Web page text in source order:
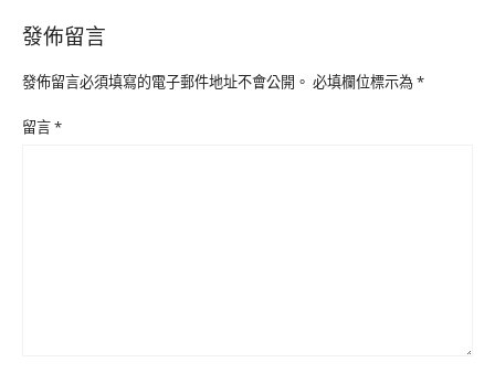
發佈留言
發佈留言必須填寫的電子郵件地址不會公開。 必填欄位標示為*
留言*